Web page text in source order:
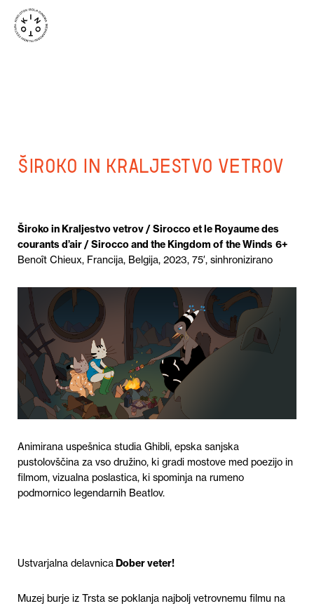
Široko in Kraljestvo vetrov
Široko in Kraljestvo vetrov / Sirocco et le Royaume des
courants d’air / Sirocco and the Kingdom of the Winds 6+
Benoît Chieux, Francija, Belgija, 2023, 75′, sinhronizirano
Animirana uspešnica studia Ghibli, epska sanjska
pustolovščina za vso družino, ki gradi mostove med poezijo in
filmom, vizualna poslastica, ki spominja na rumeno
podmornico legendarnih Beatlov.
Ustvarjalna delavnica Dober veter!
Muzej burje iz Trsta se poklanja najbolj vetrovnemu filmu na